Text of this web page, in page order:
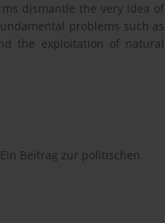
dismantle the very idea of
problems such as
the exploitation of natural
Beitrag zur politischen